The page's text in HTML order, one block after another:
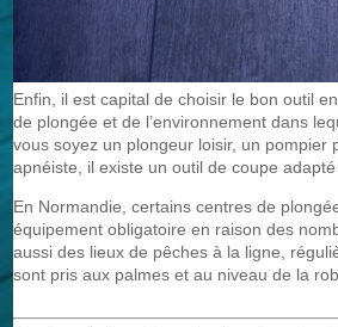
Enfin, il est capital de choisir le bon outil
de plongée et de l’environnement dans
vous soyez un plongeur loisir, un pompier
apnéiste, il existe un outil de coupe adapté
En Normandie, certains centres de
équipement obligatoire en raison des
aussi des lieux de pêches à la ligne,
sont pris aux palmes et au niveau de la